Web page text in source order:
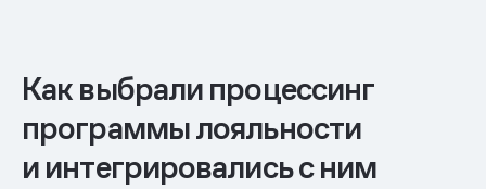
Как выбрали процессинг
программы лояльности
и интегрировались с ним